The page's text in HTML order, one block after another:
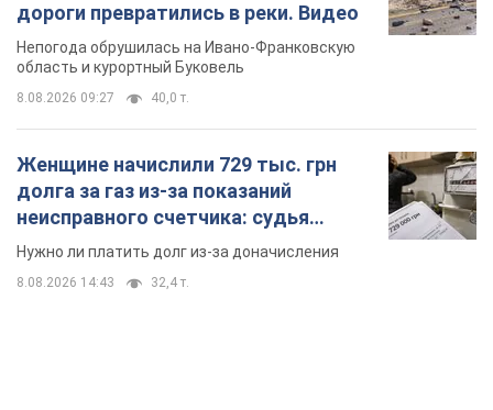
дороги превратились в реки. Видео
Непогода обрушилась на Ивано-Франковскую
область и курортный Буковель
8.08.2026 09:27 40,0 т.
Женщине начислили 729 тыс. грн
долга за газ из-за показаний
неисправного счетчика: судья
вынес неожиданное решение
Нужно ли платить долг из-за доначисления
8.08.2026 14:43 32,4 т.